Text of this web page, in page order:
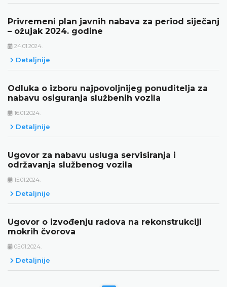
Privremeni plan javnih nabava za period siječanj
– ožujak 2024. godine
24.01.2024.
Detaljnije
Odluka o izboru najpovoljnijeg ponuditelja za
nabavu osiguranja službenih vozila
16.01.2024.
Detaljnije
Ugovor za nabavu usluga servisiranja i
održavanja službenog vozila
15.01.2024.
Detaljnije
Ugovor o izvođenju radova na rekonstrukciji
mokrih čvorova
05.01.2024.
Detaljnije